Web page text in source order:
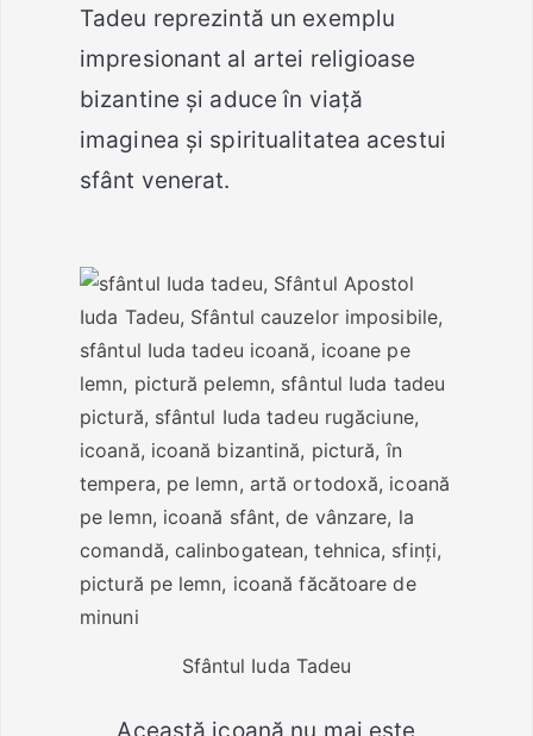
Tadeu reprezintă un exemplu
impresionant al artei religioase
bizantine și aduce în viață
imaginea și spiritualitatea acestui
sfânt venerat.
Sfântul Iuda Tadeu